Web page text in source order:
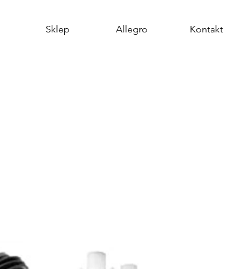
Sklep Allegro Kontakt